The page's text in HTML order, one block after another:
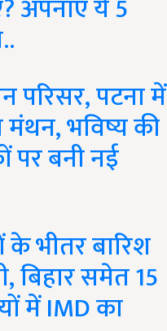
अपनाएं ये 5
परिसर, पटना में
मंथन, भविष्य की
पर बनी नई
भीतर बारिश
बिहार समेत 15
में IMD का